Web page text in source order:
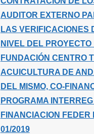
AUDITOR EXTERNO
LAS VERIFICACIONES
NIVEL DEL
FUNDACIÓN CENTRO
ACUICULTURA DE
DEL MISMO, CO-
PROGRAMA
FINANCIACION FEDER
01/2019